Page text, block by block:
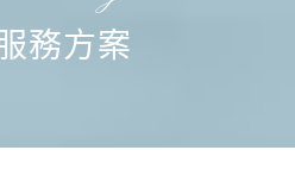
務方案